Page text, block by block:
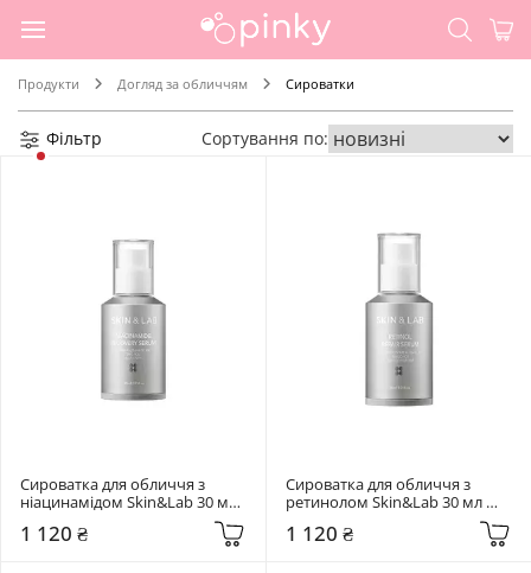
Продукти Догляд за обличчям Сироватки
Фільтр Сортування по:
Сироватка для обличчя з
ніацинамідом Skin&Lab 30 мл
Niacinamide Recovery Serum
1 120 ₴
Сироватка для обличчя з
ретинолом Skin&Lab 30 мл
1 120 ₴